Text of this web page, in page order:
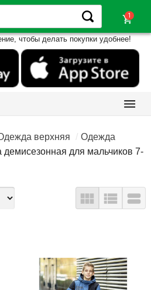
shopping_cart
чтобы делать покупки удобнее!

верхняя
Одежда
для мальчиков 7-
  